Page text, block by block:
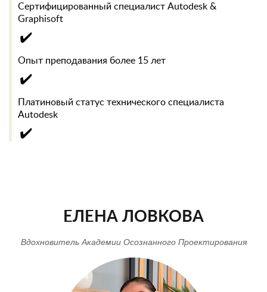
Сертифицированный специалист Autodesk &
Graphisoft
✔️
Опыт преподавания более 15 лет
✔️
Платиновый статус технического специалиста
Autodesk
✔️
ЕЛЕНА ЛОВКОВА
Вдохновитель Академии Осознанного Проектирования